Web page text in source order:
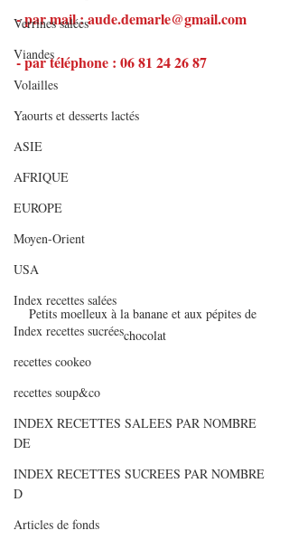
Verrines salées
Viandes
Volailles
Yaourts et desserts lactés
ASIE
AFRIQUE
EUROPE
Moyen-Orient
USA
Index recettes salées
Index recettes sucrées
recettes cookeo
recettes soup&co
INDEX RECETTES SALEES PAR NOMBRE
DE
INDEX RECETTES SUCREES PAR NOMBRE
D
Articles de fonds
- par mail : aude.demarle@gmail.com
- par téléphone : 06 81 24 26 87
Petits moelleux à la banane et aux pépites de
chocolat